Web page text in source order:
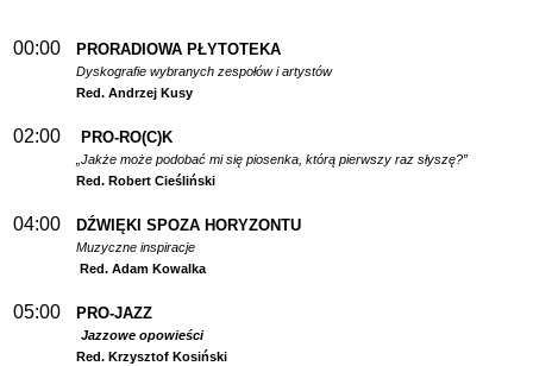
00:00 PRORADIOWA PŁYTOTEKA
Dyskografie wybranych zespołów i artystów
Red. Andrzej Kusy
02:00 PRO-RO(C)K
„Jakże może podobać mi się piosenka, którą pierwszy raz słyszę?”
Red. Robert Cieśliński
04:00 DŹWIĘKI SPOZA HORYZONTU
Muzyczne inspiracje
Red. Adam Kowalka
05:00 PRO-JAZZ
Jazzowe opowieści
Red. Krzysztof Kosiński